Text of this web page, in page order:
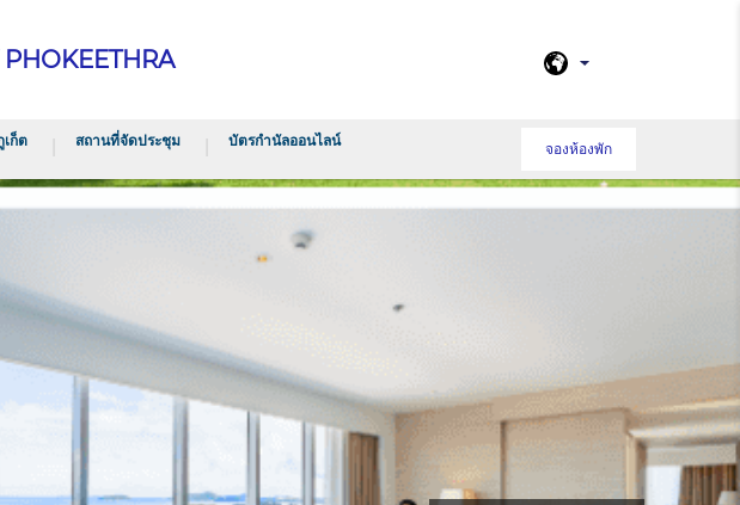
ก็ต สถานที่จัดประชุม บัตรกำนัลออนไลน์ จองห้องพัก